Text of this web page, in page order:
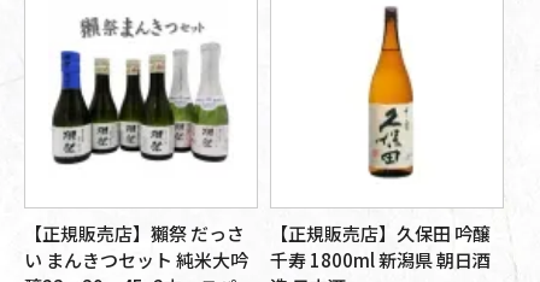
【正規販売店】獺祭 だっさ
い まんきつセット 純米大吟
【正規販売店】久保田 吟醸
千寿 1800ml 新潟県 朝日酒